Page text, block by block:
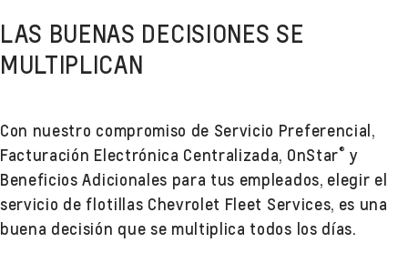
LAS BUENAS DECISIONES SE
MULTIPLICAN
Con nuestro compromiso de Servicio Preferencial,
Facturación Electrónica Centralizada, OnStar® y
Beneficios Adicionales para tus empleados, elegir el
servicio de flotillas Chevrolet Fleet Services, es una
buena decisión que se multiplica todos los días.